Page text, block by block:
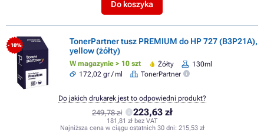
Do koszyka
- 10%
TonerPartner tusz PREMIUM do HP 727 (B3P21A),
yellow (żółty)
W magazynie > 10 szt Żółty
130ml
172,02 gr / ml
TonerPartner
249,78 zł 223,63 zł
181,81 zł bez VAT
Najniższa cena w ciągu ostatnich 30 dni: 215,53 zł
Do jakich drukarek jest to odpowiedni produkt?